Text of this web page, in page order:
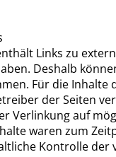
Links zu
Deshalb
Für die Inhalte
der Seiten
Verlinkung auf
waren zum
Kontrolle der